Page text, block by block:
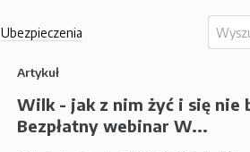
Ubezpieczenia
Artykuł
Wilk - jak z nim żyć i się nie
Bezpłatny webinar W...